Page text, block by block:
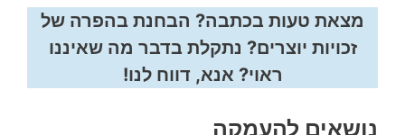
מצאת טעות בכתבה? הבחנת בהפרה של
זכויות יוצרים? נתקלת בדבר מה שאיננו
ראוי? אנא, דווח לנו!
נושאים להעמקה